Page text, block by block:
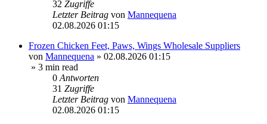
32 Zugriffe
Letzter Beitrag von Mannequena
02.08.2026 01:15
Frozen Chicken Feet, Paws, Wings Wholesale Suppliers
von Mannequena » 02.08.2026 01:15
» 3 min read
0 Antworten
31 Zugriffe
Letzter Beitrag von Mannequena
02.08.2026 01:15